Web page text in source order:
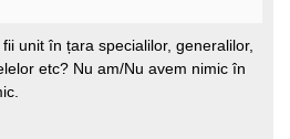
unit în țara specialilor, generalilor,
etc? Nu am/Nu avem nimic în